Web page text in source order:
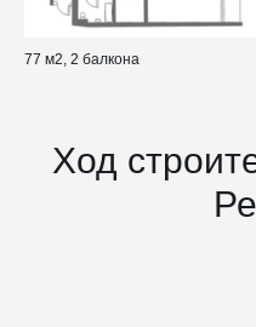
77 м2, 2 балкона
Ход